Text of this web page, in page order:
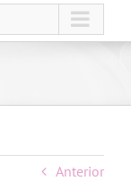
Anterior